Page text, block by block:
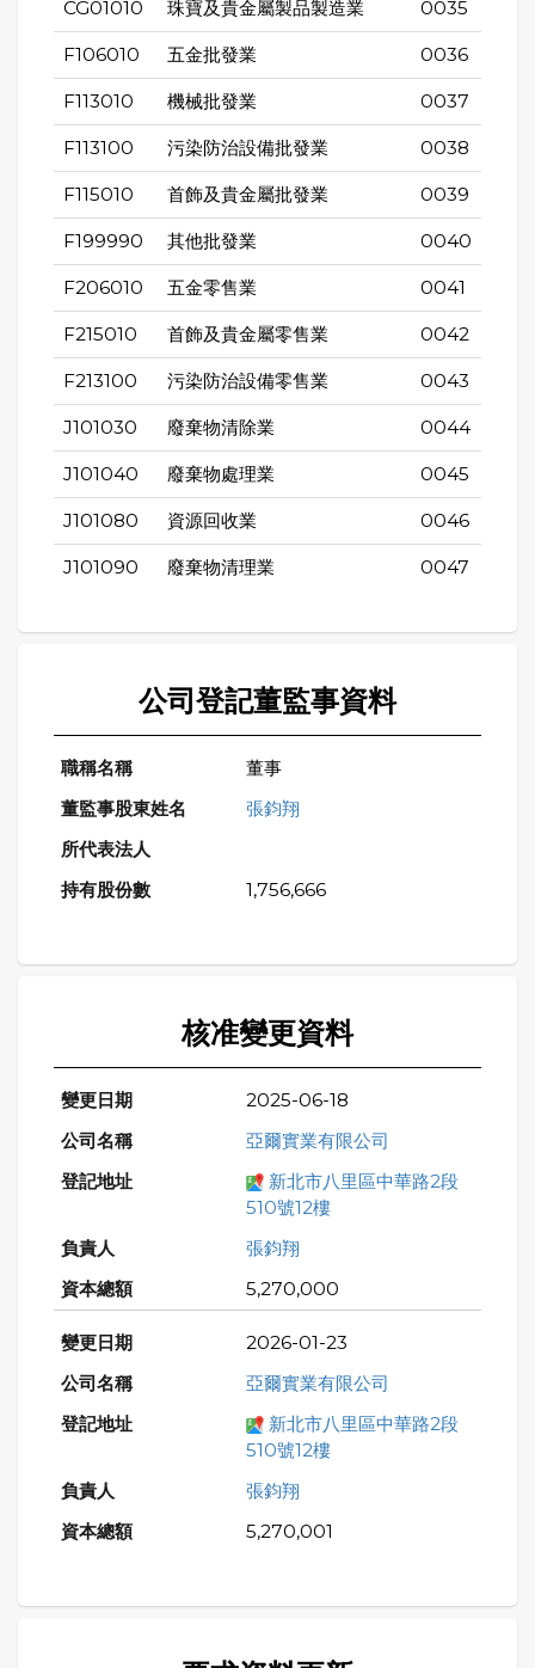
CG01010 珠寶及貴金屬製品製造業 0035
F106010 五金批發業 0036
F113010 機械批發業 0037
F113100 污染防治設備批發業 0038
F115010 首飾及貴金屬批發業 0039
F199990 其他批發業 0040
F206010 五金零售業 0041
F215010 首飾及貴金屬零售業 0042
F213100 污染防治設備零售業 0043
J101030 廢棄物清除業 0044
J101040 廢棄物處理業 0045
J101080 資源回收業 0046
J101090 廢棄物清理業 0047
公司登記董監事資料
董事
張鈞翔
1,756,666
核准變更資料
2025-06-18
亞爾實業有限公司
新北市八里區中華路2段
510號12樓
張鈞翔
5,270,000
2026-01-23
亞爾實業有限公司
新北市八里區中華路2段
510號12樓
張鈞翔
5,270,001